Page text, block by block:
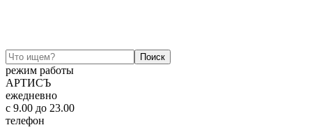
режим работы
АРТИСЪ
ежедневно
c 9.00 до 23.00
телефон